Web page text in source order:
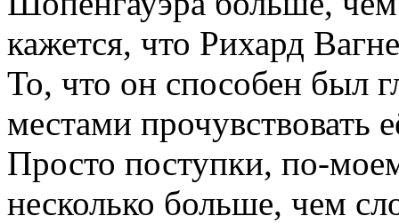
кажется, что Рихард
То, что он способен был
местами прочувствовать
Просто поступки, по-
несколько больше, чем